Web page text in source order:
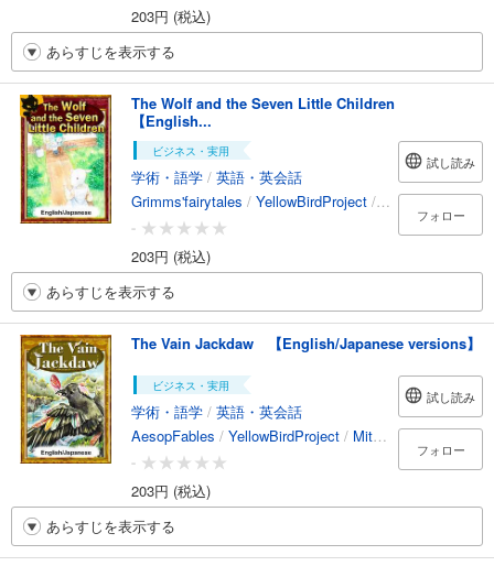
203円 (税込)
あらすじを表示する
The Wolf and the Seven Little Children
【English...
ビジネス・実用
学術・語学 / 英語・英会話
Grimms'fairytales / YellowBirdProject / Chihiro/
-
203円 (税込)
試し読み
フォロー
あらすじを表示する
The Vain Jackdaw 【English/Japanese versions】
ビジネス・実用
学術・語学 / 英語・英会話
AesopFables / YellowBirdProject / MitsutoshiKatsunaga
-
203円 (税込)
試し読み
フォロー
あらすじを表示する